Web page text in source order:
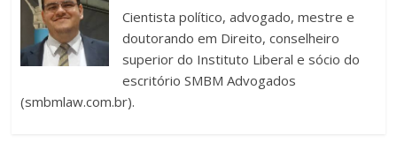
Cientista político, advogado, mestre e
doutorando em Direito, conselheiro
superior do Instituto Liberal e sócio do
escritório SMBM Advogados
(smbmlaw.com.br).